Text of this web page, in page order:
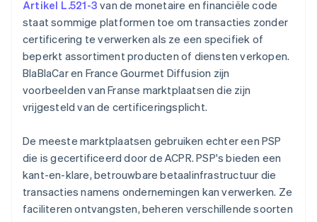
Artikel L.521-3 van de monetaire en financiële code
staat sommige platformen toe om transacties zonder
certificering te verwerken als ze een specifiek of
beperkt assortiment producten of diensten verkopen.
BlaBlaCar en France Gourmet Diffusion zijn
voorbeelden van Franse marktplaatsen die zijn
vrijgesteld van de certificeringsplicht.
De meeste marktplaatsen gebruiken echter een PSP
die is gecertificeerd door de ACPR. PSP's bieden een
kant-en-klare, betrouwbare betaalinfrastructuur die
transacties namens ondernemingen kan verwerken. Ze
faciliteren ontvangsten, beheren verschillende soorten